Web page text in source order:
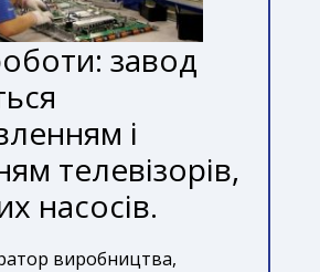
завод
і
телевізорів,
насосів.
виробництва,